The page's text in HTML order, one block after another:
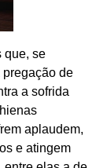
que, se
de
a sofrida
aplaudem,
e atingem